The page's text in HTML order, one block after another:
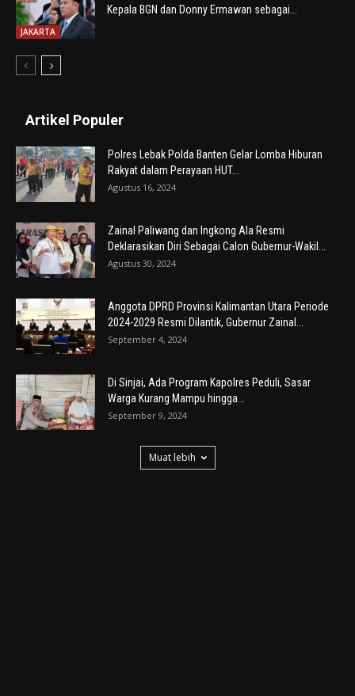
JAKARTA
Kepala BGN dan Donny Ermawan sebagai...
Artikel Populer
Polres Lebak Polda Banten Gelar Lomba Hiburan
Rakyat dalam Perayaan HUT...
Agustus 16, 2024
Zainal Paliwang dan Ingkong Ala Resmi
Deklarasikan Diri Sebagai Calon Gubernur-Wakil...
Agustus 30, 2024
Anggota DPRD Provinsi Kalimantan Utara Periode
2024-2029 Resmi Dilantik, Gubernur Zainal...
September 4, 2024
Di Sinjai, Ada Program Kapolres Peduli, Sasar
Warga Kurang Mampu hingga...
September 9, 2024
Muat lebih